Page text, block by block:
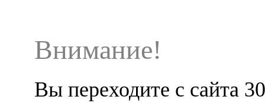
Внимание!
Вы переходите с сайта